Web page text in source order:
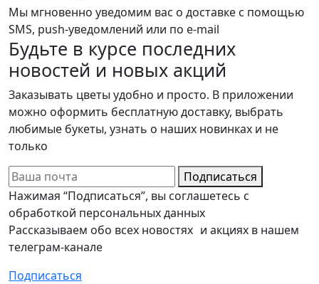
Мы мгновенно уведомим вас о доставке с помощью
SMS, push-уведомлений или по e-mail
Будьте в курсе последних
новостей и новых акций
Заказывать цветы удобно и просто. В приложении
можно оформить бесплатную доставку, выбрать
любимые букеты, узнать о наших новинках и не
только
Подписаться
Нажимая “Подписаться”, вы соглашетесь с
обработкой персональных данных
Рассказываем обо всех новостях и акциях в нашем
телеграм-канале
Подписаться